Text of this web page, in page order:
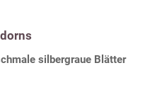
silbergraue Blätter